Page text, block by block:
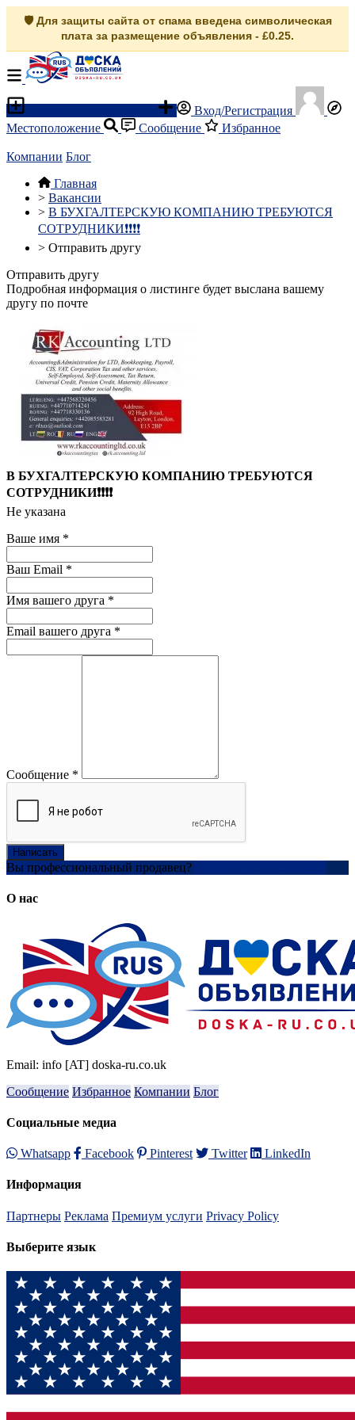
🛡️ Для защиты сайта от спама введена символическая
плата за размещение объявления - £0.25.
Вход/Регистрация
Местоположение
Сообщение Избранное
Компании Блог
Главная
> Вакансии
> В БУХГАЛТЕРСКУЮ КОМПАНИЮ ТРЕБУЮТСЯ
СОТРУДНИКИ❗❗❗❗
> Отправить другу
Отправить другу
Подробная информация о листинге будет выслана вашему
другу по почте
В БУХГАЛТЕРСКУЮ КОМПАНИЮ ТРЕБУЮТСЯ
СОТРУДНИКИ❗❗❗❗
Не указана
Ваше имя *
Ваш Email *
Имя вашего друга *
Email вашего друга *
Сообщение *
Написать
Вы профессиональный продавец?
О нас
Email: info [AT] doska-ru.co.uk
Сообщение Избранное Компании Блог
Социальные медиа
Whatsapp Facebook Pinterest Twitter LinkedIn
Информация
Партнеры Реклама Премиум услуги Privacy Policy
Выберите язык